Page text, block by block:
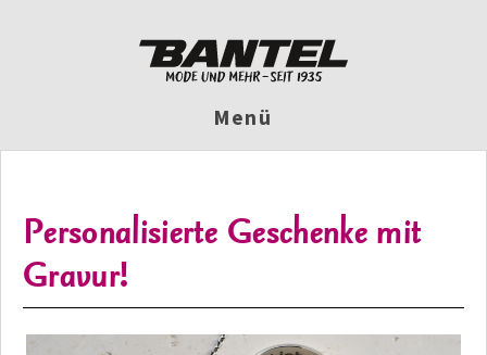
Menü
Personalisierte Geschenke mit
Gravur!